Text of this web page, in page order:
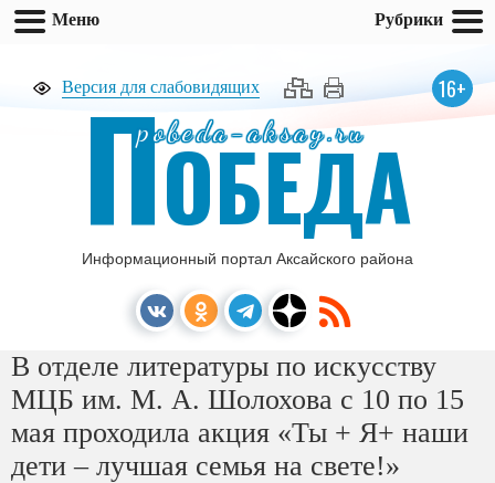
Версия для слабовидящих 16+
pobeda-aksay.ru
ПОБЕДА
Информационный портал Аксайского района
В отделе литературы по искусству
МЦБ им. М. А. Шолохова с 10 по 15
мая проходила акция «Ты + Я+ наши
дети – лучшая семья на свете!»
Меню Рубрики